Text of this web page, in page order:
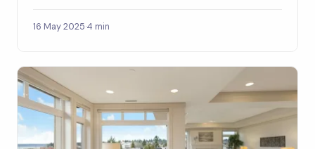
16 May 2025·4 min